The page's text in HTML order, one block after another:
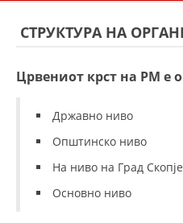
СТРУКТУРА НА
Црвениот крст на РМ е
Државно ниво
Општинско ниво
На ниво на Град Скопје
Основно ниво